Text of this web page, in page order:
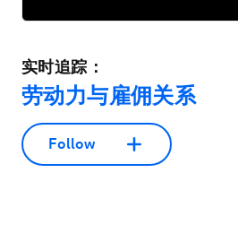
实时追踪：
劳动力与雇佣关系
Follow